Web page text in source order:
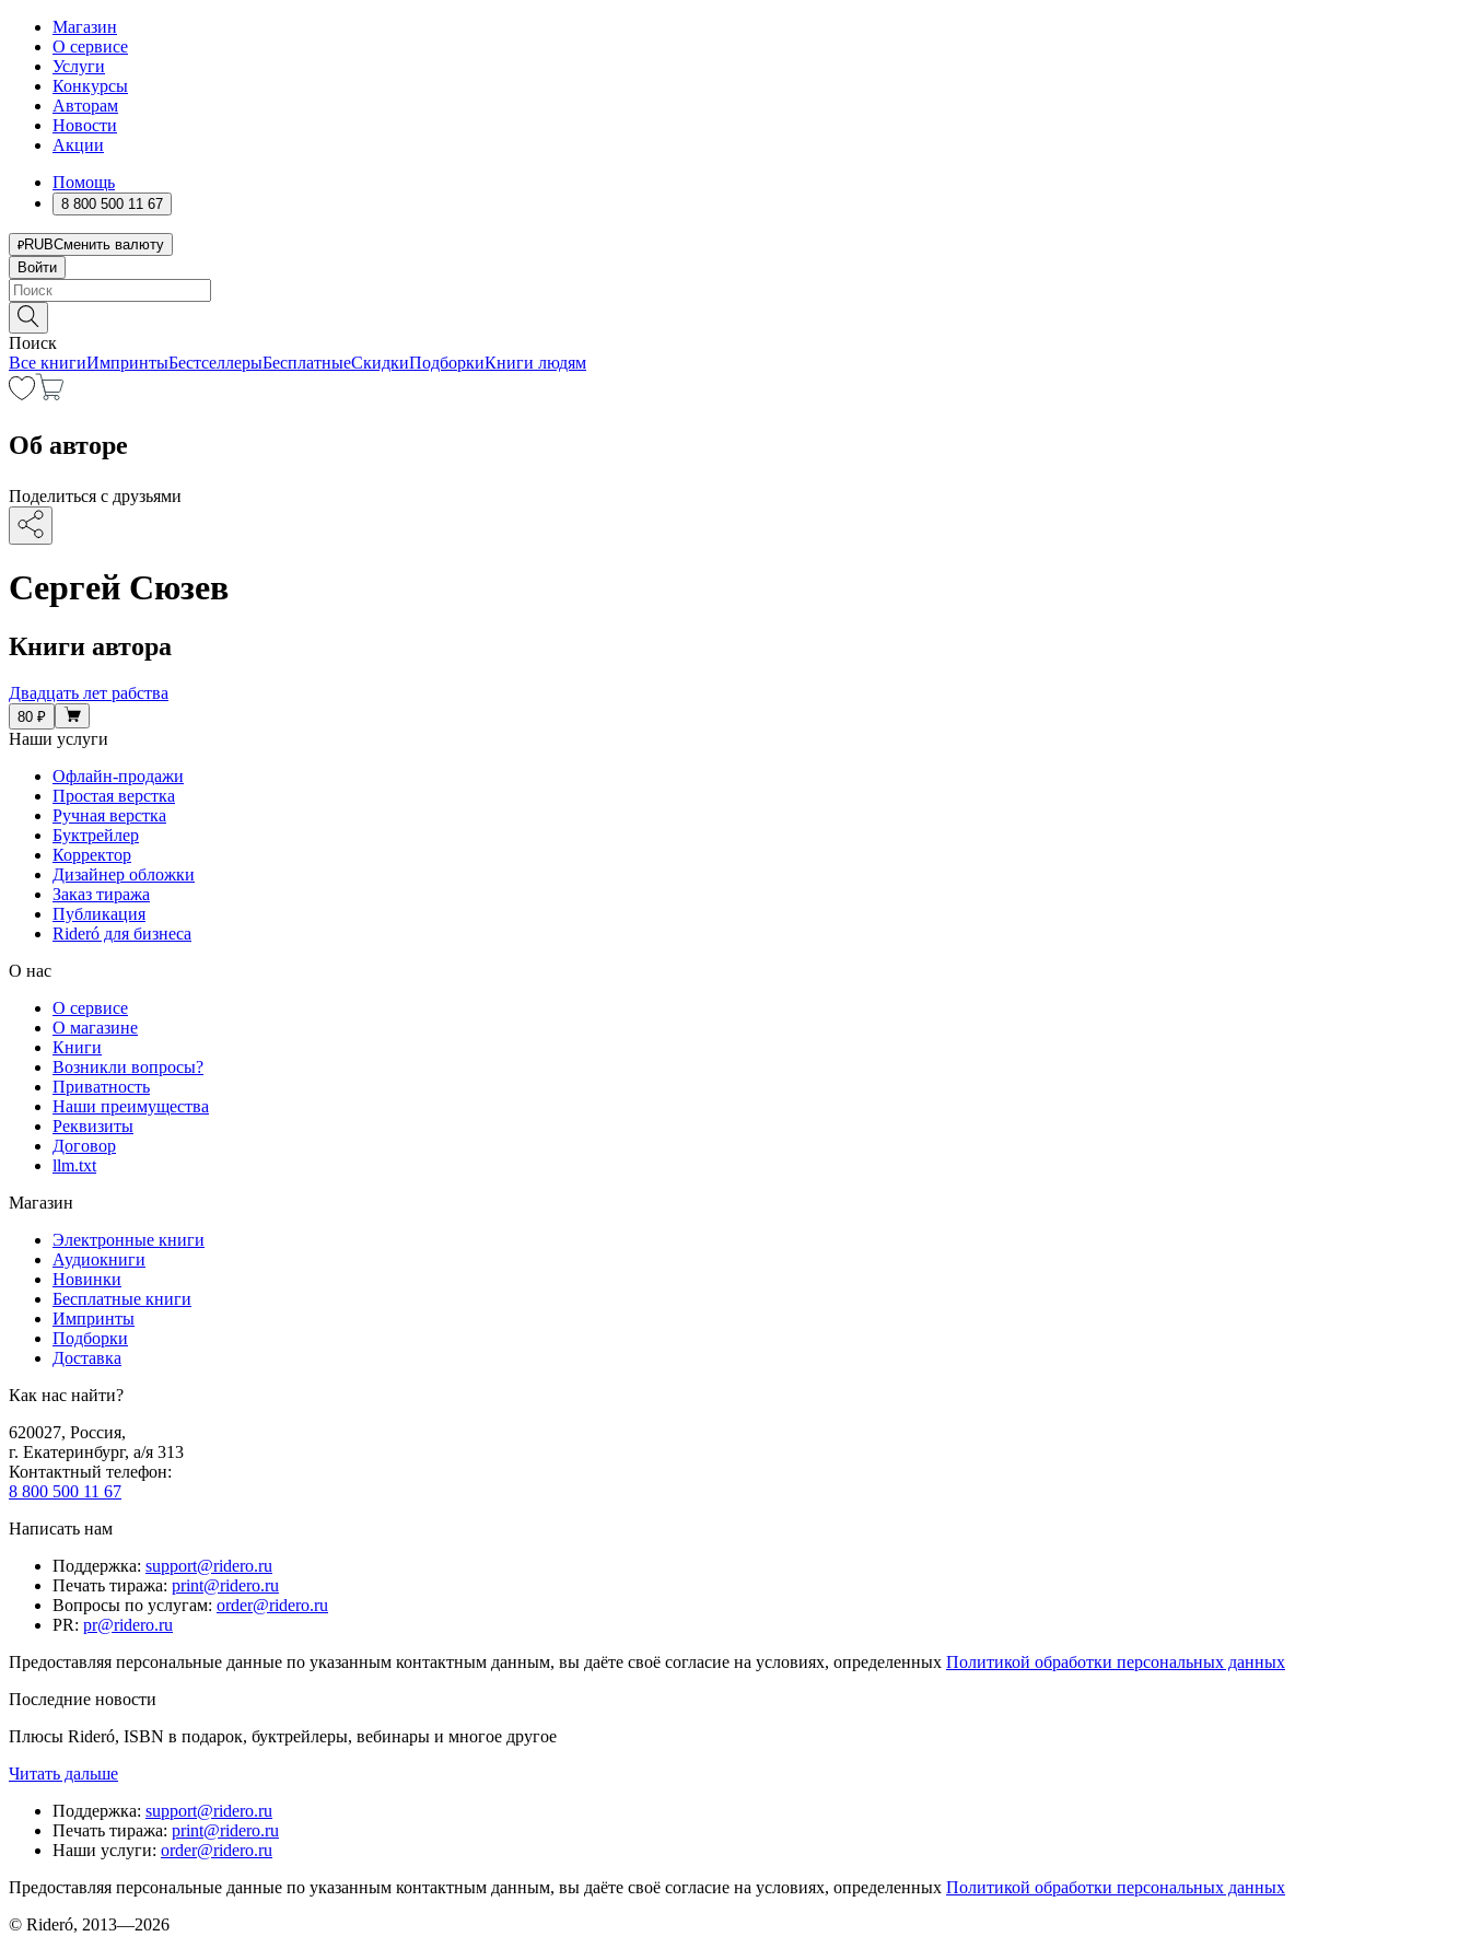
Магазин
О сервисе
Услуги
Конкурсы
Авторам
Новости
Акции
Помощь
8 800 500 11 67
RUBСменить валюту
Войти
Поиск
Все книгиИмпринтыБестселлерыБесплатныеСкидкиПодборкиКниги людям
Об авторе
Поделиться с друзьями
Сергей Сюзев
Книги автора
Двадцать лет рабства
80 ₽
Наши услуги
Офлайн-продажи
Простая верстка
Ручная верстка
Буктрейлер
Корректор
Дизайнер обложки
Заказ тиража
Публикация
Rideró для бизнеса
О нас
О сервисе
О магазине
Книги
Возникли вопросы?
Приватность
Наши преимущества
Реквизиты
Договор
llm.txt
Магазин
Электронные книги
Аудиокниги
Новинки
Бесплатные книги
Импринты
Подборки
Доставка
Как нас найти?
620027, Россия,
г. Екатеринбург, а/я 313
Контактный телефон:
8 800 500 11 67
Написать нам
Поддержка: support@ridero.ru
Печать тиража: print@ridero.ru
Вопросы по услугам: order@ridero.ru
PR: pr@ridero.ru
Предоставляя персональные данные по указанным контактным данным, вы даёте своё согласие на условиях, определенных Политикой обработки персональных данных
Последние новости
Плюсы Rideró, ISBN в подарок, буктрейлеры, вебинары и многое другое
Читать дальше
Поддержка: support@ridero.ru
Печать тиража: print@ridero.ru
Наши услуги: order@ridero.ru
Предоставляя персональные данные по указанным контактным данным, вы даёте своё согласие на условиях, определенных Политикой обработки персональных данных
© Rideró, 2013—2026